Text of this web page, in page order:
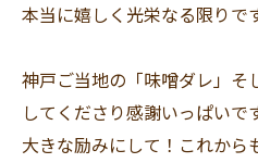
本当に嬉しく光栄なる限りで
神戸ご当地の「味噌ダレ」そ
してくださり感謝いっぱいで
大きな励みにして！これから